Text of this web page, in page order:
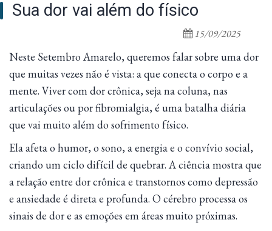
Sua dor vai além do físico
15/09/2025
Neste Setembro Amarelo, queremos falar sobre uma dor
que muitas vezes não é vista: a que conecta o corpo e a
mente. Viver com dor crônica, seja na coluna, nas
articulações ou por fibromialgia, é uma batalha diária
que vai muito além do sofrimento físico.
Ela afeta o humor, o sono, a energia e o convívio social,
criando um ciclo difícil de quebrar. A ciência mostra que
a relação entre dor crônica e transtornos como depressão
e ansiedade é direta e profunda. O cérebro processa os
sinais de dor e as emoções em áreas muito próximas.